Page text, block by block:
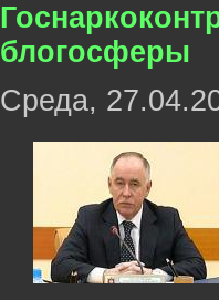
блогосферы
Среда,